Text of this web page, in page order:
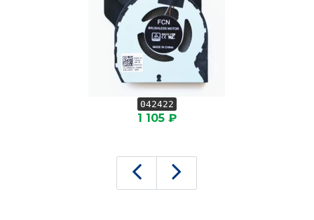
042422
1 105 ₽